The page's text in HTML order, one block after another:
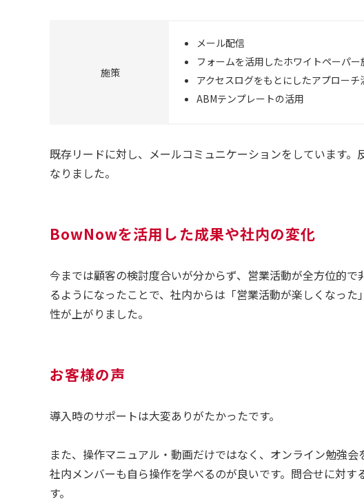
施策
メール配信
フォームを活用したホワイトペーパー
アクセスログをもとにしたアプローチ
ABMテンプレートの活用
既存リードに対し、メールコミュニケーションをしています
なりました。
BowNowを活用した成果や社内の変化
今までは顧客の検討度合いが分からず、営業活動が全方位的
るようになったことで、社内からは「営業活動が楽しくなっ
性が上がりました。
お客様の声
導入時のサポートは大変ありがたかったです。
また、操作マニュアル・動画だけではなく、オンライン勉強
社内メンバーも自ら操作を学べるのが良いです。問合せに対
す。